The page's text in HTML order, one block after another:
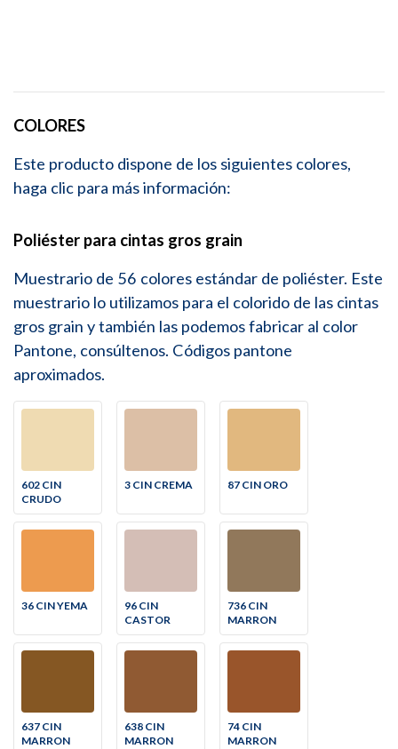
COLORES
Este producto dispone de los siguientes colores,
haga clic para más información:
Poliéster para cintas gros grain
Muestrario de 56 colores estándar de poliéster. Este
muestrario lo utilizamos para el colorido de las cintas
gros grain y también las podemos fabricar al color
Pantone, consúltenos. Códigos pantone
aproximados.
602 CIN
CRUDO
3 CIN CREMA 87 CIN ORO
36 CIN YEMA
96 CIN
CASTOR
736 CIN
MARRON
637 CIN
MARRON
638 CIN
MARRON
74 CIN
MARRON